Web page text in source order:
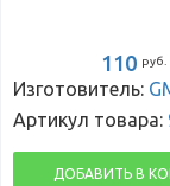
110 руб.
Изготовитель:
Артикул товара:
ДОБАВИТЬ В